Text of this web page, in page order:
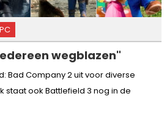
PC
wegblazen"
Bad Company 2 uit voor diverse
staat ook Battlefield 3 nog in de